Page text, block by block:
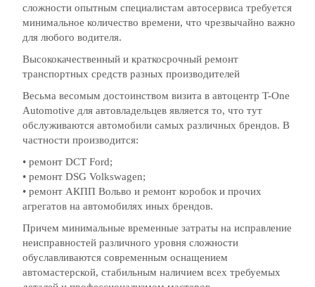
сложности опытным специалистам автосервиса требуется
минимальное количество времени, что чрезвычайно важно
для любого водителя.
Высококачественный и краткосрочный ремонт
транспортных средств разных производителей
Весьма весомым достоинством визита в автоцентр T-One
Automotive для автовладельцев является то, что тут
обслуживаются автомобили самых различных брендов. В
частности производится:
• ремонт DCT Ford;
• ремонт DSG Volkswagen;
• ремонт АКПП Вольво и ремонт коробок и прочих
агрегатов на автомобилях иных брендов.
Причем минимальные временные затраты на исправление
неисправностей различного уровня сложности
обуславливаются современным оснащением
автомастерской, стабильным наличием всех требуемых